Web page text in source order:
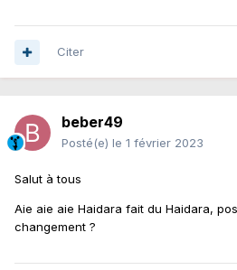
Citer
beber49
Posté(e) le 1 février 2023
Salut à tous
Aie aie aie Haidara fait du Haidara,
changement ?